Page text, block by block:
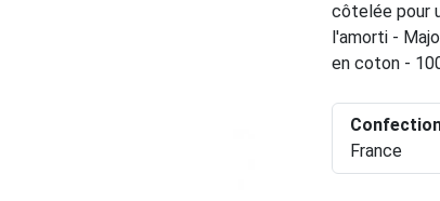
côtelée pour
l'amorti -
en coton -
France